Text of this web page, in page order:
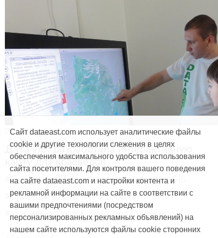
Продукты и услуги
Дата Ист разработала интерактивную
карту для краеведов
#CarryMap #Интерактивная карта #ArcGIS
#Природа #Дети #География
#Мобильная карта #Веб-приложение
Сайт dataeast.com использует аналитические файлы
cookie и другие технологии слежения в целях
обеспечения максимального удобства использования
сайта посетителями. Для контроля вашего поведения
на сайте dataeast.com и настройки контента и
рекламной информации на сайте в соответствии с
вашими предпочтениями (посредством
персонализированных рекламных объявлений) на
нашем сайте используются файлы cookie сторонних